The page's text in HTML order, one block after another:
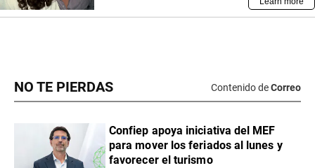
NO TE PIERDAS Contenido deCorreo
Confiep apoya iniciativa del MEF
para mover los feriados al lunes y
favorecer el turismo